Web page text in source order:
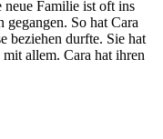
neue Familie ist oft ins
So hat Cara
beziehen durfte. Sie hat
allem. Cara hat ihren